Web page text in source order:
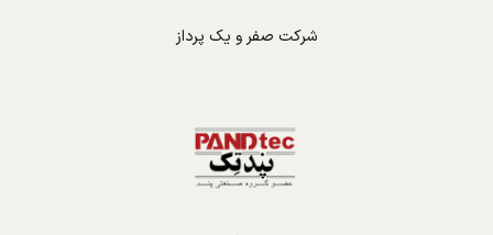
شرکت صفر و یک پرداز